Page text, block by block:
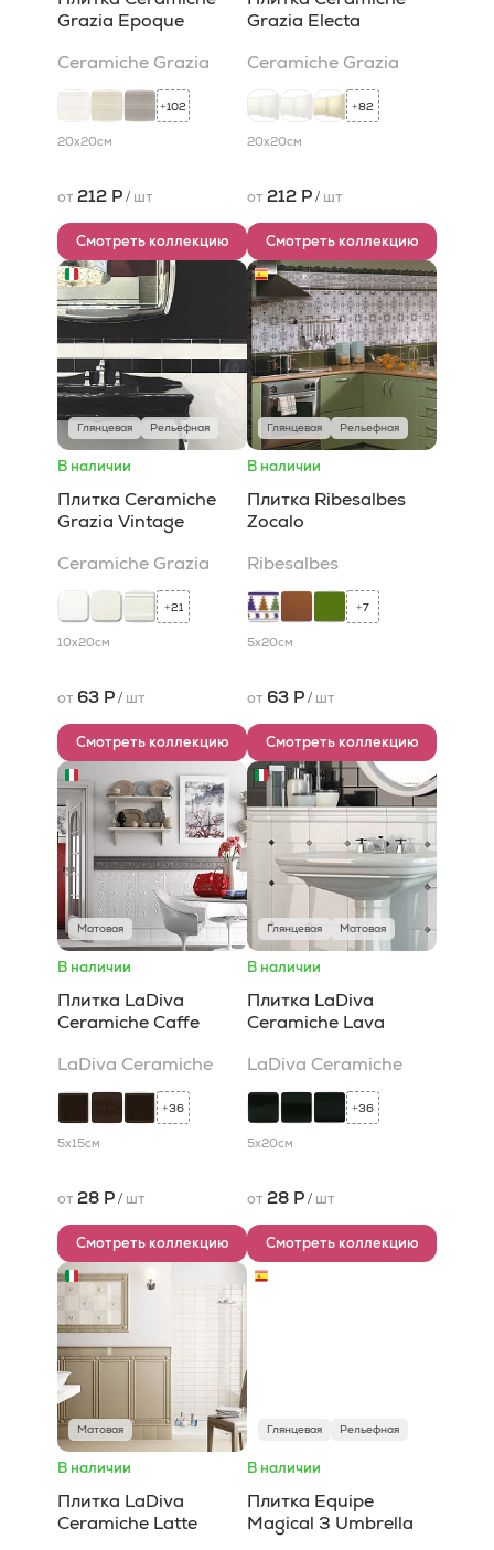
Grazia Epoque
Ceramiche Grazia
+102
20x20см
от 212 Р/ шт
Смотреть коллекцию
Grazia Electa
Ceramiche Grazia
+82
20x20см
от 212 Р/ шт
Смотреть коллекцию
Глянцевая Рельефная
В наличии
Плитка Ceramiche
Grazia Vintage
Ceramiche Grazia
+21
10x20см
от 63 Р/ шт
Смотреть коллекцию
Глянцевая Рельефная
В наличии
Плитка Ribesalbes
Zocalo
Ribesalbes
+7
5x20см
от 63 Р/ шт
Смотреть коллекцию
Матовая
В наличии
Плитка LaDiva
Сeramiche Caffe
LaDiva Сeramiche
+36
5x15см
от 28 Р/ шт
Смотреть коллекцию
Глянцевая Матовая
В наличии
Плитка LaDiva
Сeramiche Lava
LaDiva Сeramiche
+36
5x20см
от 28 Р/ шт
Смотреть коллекцию
Матовая
В наличии
Плитка LaDiva
Сeramiche Latte
Глянцевая Рельефная
В наличии
Плитка Equipe
Magical 3 Umbrella